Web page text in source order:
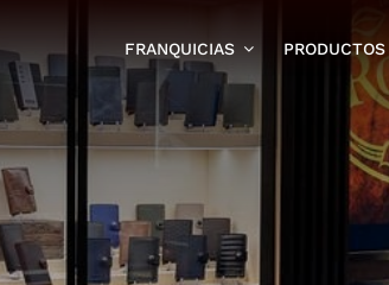
FRANQUICIAS PRODUCTOS